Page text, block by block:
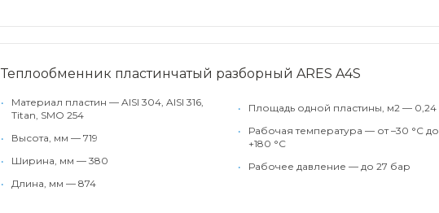
Теплообменник пластинчатый разборный ARES A4S
•
Материал пластин — AISI 304, AISI 316,
Titan, SMO 254
•
Высота, мм — 719
•
Ширина, мм — 380
•
Длина, мм — 874
•
Площадь одной пластины, м2 — 0,24
•
Рабочая температура — от –30 °С до
+180 °С
•
Рабочее давление — до 27 бар